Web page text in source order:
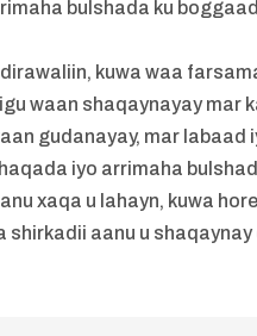
bulshada ku
kuwa waa
waan shaqaynayay mar
gudanayay, mar labaad
iyo arrimaha
xaqa u lahayn, kuwa
shirkadii aanu u shaqaynay